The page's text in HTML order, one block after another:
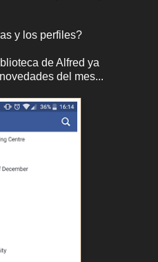
y los perfiles?
de Alfred ya
del mes...